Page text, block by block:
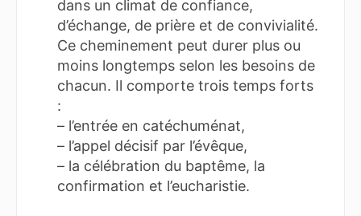
dans un climat de confiance,
d’échange, de prière et de convivialité.
Ce cheminement peut durer plus ou
moins longtemps selon les besoins de
chacun. Il comporte trois temps forts
:
– l’entrée en catéchuménat,
– l’appel décisif par l’évêque,
– la célébration du baptême, la
confirmation et l’eucharistie.